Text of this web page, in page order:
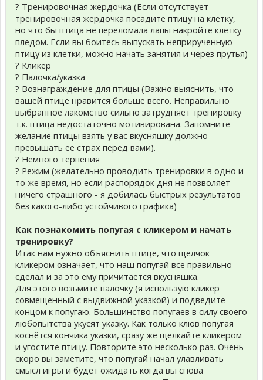
? Тренировочная жердочка (Если отсутствует
тренировочная жердочка посадите птицу на клетку,
но что бы птица не переломала лапы накройте клетку
пледом. Если вы боитесь выпускать неприрученную
птицу из клетки, можно начать занятия и через прутья)
? Кликер
? Палочка/указка
? Вознаграждение для птицы (Важно выяснить, что
вашей птице нравится больше всего. Неправильно
выбранное лакомство сильно затрудняет тренировку
т.к. птица недостаточно мотивирована. Запомните -
желание птицы взять у вас вкусняшку должно
превышать её страх перед вами).
? Немного терпения
? Режим (желательно проводить тренировки в одно и
то же время, но если распорядок дня не позволяет
ничего страшного - я добилась быстрых результатов
без какого-либо устойчивого графика)
Как познакомить попугая с кликером и начать
тренировку?
Итак нам нужно объяснить птице, что щелчок
кликером означает, что наш попугай все правильно
сделал и за это ему причитается вкусняшка.
Для этого возьмите палочку (я использую кликер
совмещенный с выдвижной указкой) и подведите
концом к попугаю. Большинство попугаев в силу своего
любопытства укусят указку. Как только клюв попугая
коснётся кончика указки, сразу же щелкайте кликером
и угостите птицу. Повторите это несколько раз. Очень
скоро вы заметите, что попугай начал улавливать
смысл игры и будет ожидать когда вы снова